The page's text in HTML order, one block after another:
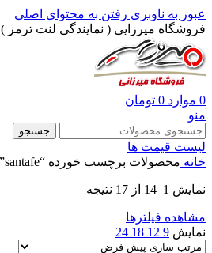
عبور به ناوبری رفتن به محتوای اصلی
فروشگاه میرزایی ( نمایندگی لنت ترمز )
0 موارد 0 تومان
منو
جستجو
لیست قیمت ها
خانه محصولات برچسب خورده “santafe”
نمایش 1–14 از 17 نتیجه
مشاهده فیلترها
نمایش 9
12
18
24